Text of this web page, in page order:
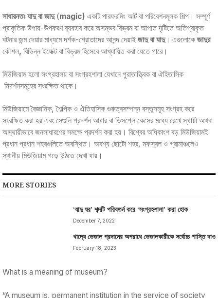
সাধারনতঃ যাদু বা জাদু(magic) একটি পারফরমিং আর্ট বা পরিবেশনমূলক শিল্প। সম্পূর্ণ
প্রাকৃতিক উপায়-উপকরণ ব্যবহার করে অসম্ভব বিভ্রম বা আপাত দৃষ্টিতে অতিপ্রাকৃত
ঘটনার জন্ম দেয়ার মাধ্যমে দর্শক-শ্রোতাদের আনন্দ দেয়াই জাদু বা যাদু। এগুলোকে জাদুর
কৌশল, বিভিন্ন ইফেক্ট বা বিভ্রম হিসেবে আখ্যায়িত করা যেতে পারে।
মিউজিয়াম হলো সংগ্রহালয় বা সংগ্রহশালা যেখানে পুরাতাত্ত্বিক বা ঐহিতাসিক
নিদর্শনসমূহের সংরক্ষিত থাকে।
মিউজিয়ামে বৈজ্ঞানিক, শৈল্পিক ও ঐতিহাসিক গুরুত্বসম্পন্ন বস্তুসমূহ সংগ্রহ করে
সংরক্ষিত করা হয় এবং সেগুলি প্রদর্শন আধার বা ডিসপ্লে কেসের মধ্যে রেখে স্থায়ী অথবা
অস্থায়ীভাবে জনসাধারণের সমক্ষে প্রদর্শন করা হয়। বিশ্বের অধিকাংশ বড় মিউজিয়ামই
প্রধান প্রধান শহরগুলিতে অবস্থিত। অবশ্য ছোটো শহর, মফস্বল ও গ্রামাঞ্চলেও
স্থানীয় মিউজিয়াম গড়ে উঠতে দেখা যায়।
MORE STORIES
‘যাদু ঘর’ শব্দটি পরিবতর্ন করে ‘সংগ্রহশালা’ করা হোক
December 7, 2022
খাদ্যে ভেজাল প্রদানের অপরাধে ভেজালকারীকে সর্বোচ্চ শাস্তি দাও
February 18, 2023
What is a meaning of museum?
“A museum is, permanent institution in the service of society